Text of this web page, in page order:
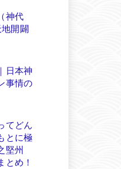
神代
開闢
日本神
事情の
てどん
とに極
堅州
とめ！